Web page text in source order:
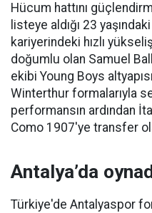
Hücum hattını
listeye aldığı 23
kariyerindeki hızlı
doğumlu olan Samuel
ekibi Young Boys
Winterthur formalarıyla
performansın ardından
Como 1907'ye transfer
Antalya’da
Türkiye'de Antalyaspor